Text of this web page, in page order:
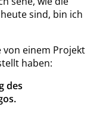
sind, bin ich
von einem Projekt
haben:
des